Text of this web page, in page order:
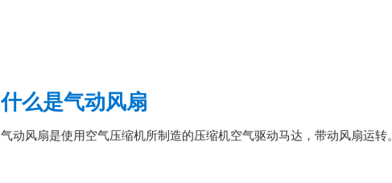
什么是气动风扇
气动风扇是使用空气压缩机所制造的压缩机空气驱动马达，带动风扇运转。